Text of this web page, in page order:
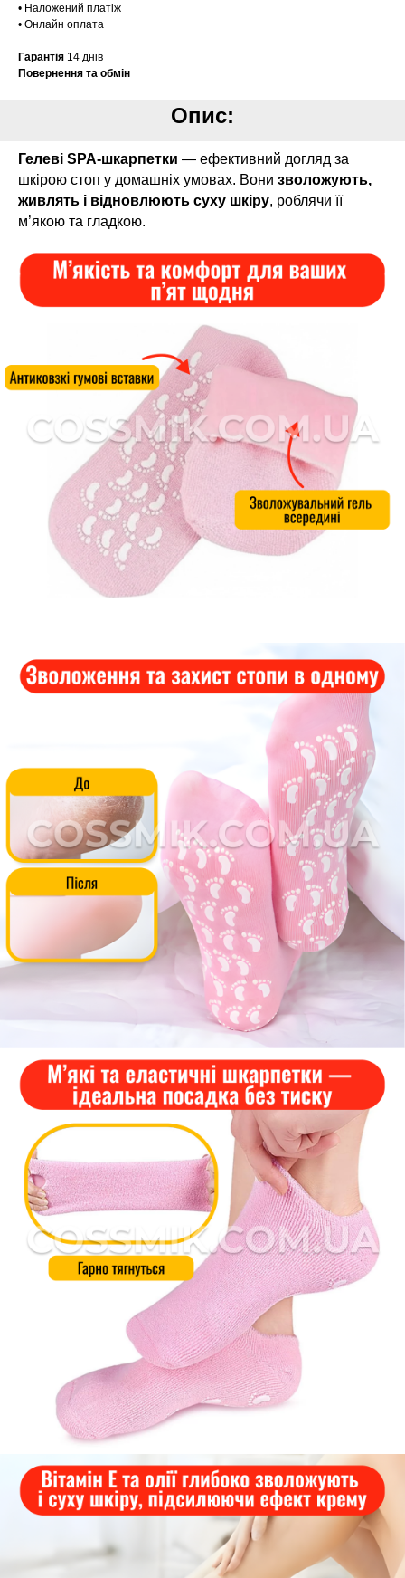
• Наложений платіж
• Онлайн оплата
Гарантія 14 днів
Повернення та обмін
Опис:
Гелеві SPA-шкарпетки — ефективний догляд за
шкірою стоп у домашніх умовах. Вони зволожують,
живлять і відновлюють суху шкіру, роблячи її
м’якою та гладкою.